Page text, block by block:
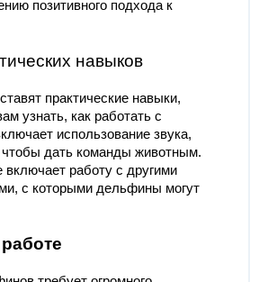
позитивного подхода к
навыков
практические навыки,
узнать, как работать с
использование звука,
чтобы дать команды животным.
включает работу с другими
с которыми дельфины могут